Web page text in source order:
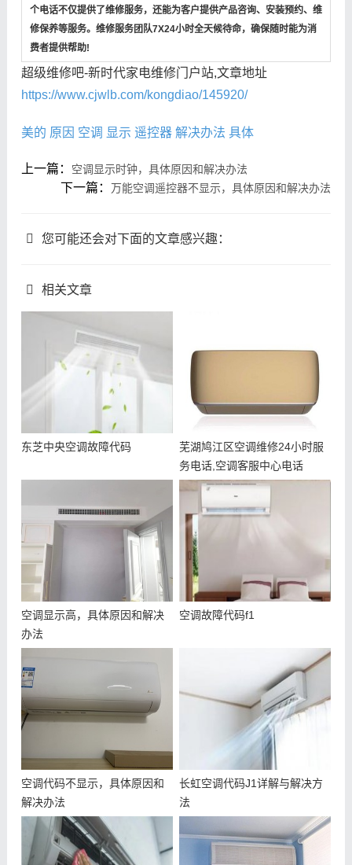
个电话不仅提供了维修服务，还能为客户提供产品咨询、安装预约、维
修保养等服务。维修服务团队7X24小时全天候待命，确保随时能为消
费者提供帮助!
超级维修吧-新时代家电维修门户站,文章地址
https://www.cjwlb.com/kongdiao/145920/
美的 原因 空调 显示 遥控器 解决办法 具体
上一篇： 空调显示时钟，具体原因和解决办法
下一篇：万能空调遥控器不显示，具体原因和解决办法
您可能还会对下面的文章感兴趣：
相关文章
东芝中央空调故障代码
芜湖鸠江区空调维修24小时服
务电话,空调客服中心电话
空调显示高，具体原因和解决
办法
空调故障代码f1
空调代码不显示，具体原因和
解决办法
长虹空调代码J1详解与解决方
法